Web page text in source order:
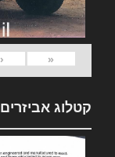
«
‹
קטלוג אביזרים Jeep 1986